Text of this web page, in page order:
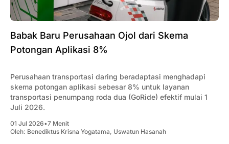
‎Babak Baru Perusahaan Ojol dari Skema
Potongan Aplikasi 8%
Perusahaan transportasi daring beradaptasi menghadapi
skema potongan aplikasi sebesar 8% untuk layanan
transportasi penumpang roda dua (GoRide) efektif mulai 1
Juli 2026.
01 Jul 2026•7 Menit
Oleh: Benediktus Krisna Yogatama, Uswatun Hasanah